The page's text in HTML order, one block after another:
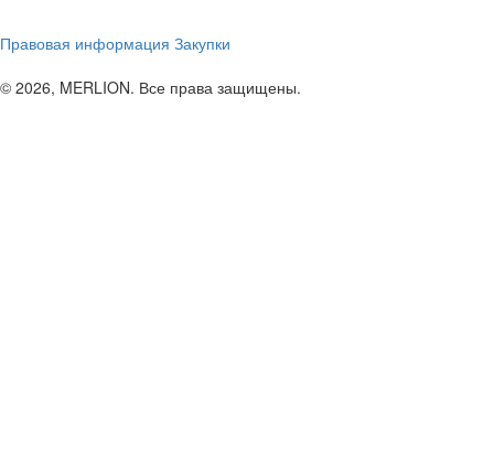
Правовая информация Закупки
© 2026, MERLION. Все права защищены.